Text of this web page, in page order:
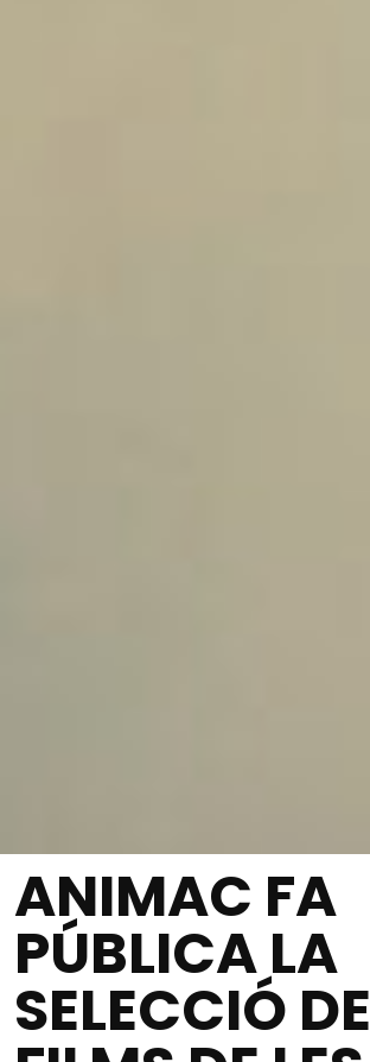
ANIMAC FA
PÚBLICA LA
SELECCIÓ DE